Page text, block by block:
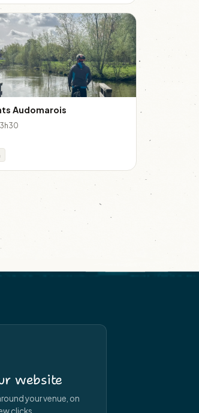
Audomarois
3h30
website
your venue, on